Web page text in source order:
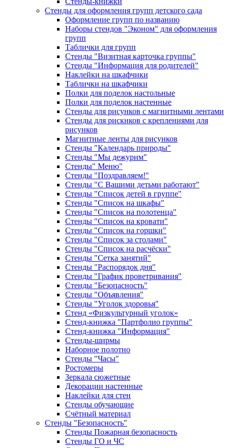
Стенды для оформления групп детского сада
Оформление групп по названию
Наборы стендов "Эконом" для оформления
групп
Таблички для групп
Стенды "Визитная карточка группы"
Стенды "Информация для родителей"
Наклейки на шкафчики
Таблички на шкафчики
Полки для поделок настольные
Полки для поделок настенные
Стенды для рисунков с магнитными лентами
Стенды для рискнков с креплениями для
рисунков
Магнитные ленты для рисунков
Стенды "Календарь природы"
Стенды "Мы дежурим"
Стенды" Меню"
Стенды "Поздравляем!"
Стенды "С Вашими детьми работают"
Стенды "Список детей в группе"
Стенды "Список на шкафы"
Стенды "Список на полотенца"
Стенды "Список на кровати"
Стенды "Список на горшки"
Стенды "Список за столами"
Стенды "Список на расчёски"
Стенды "Сетка занятий"
Стенды "Распорядок дня"
Стенды "График проветривания"
Стенды "Безопасность"
Стенды "Объявления"
Стенды "Уголок здоровья"
Стенд «Физкультурный уголок»
Стенд-книжка "Партфолио группы"
Стенд-книжка "Информация"
Стенды-ширмы
Наборное полотно
Стенды "Часы"
Ростомеры
Зеркала сюжетные
Декорации настенные
Наклейки для стен
Стенды обучающие
Счётный материал
Стенды "Безопасность"
Стенды Пожарная безопасность
Стенды ГО и ЧС